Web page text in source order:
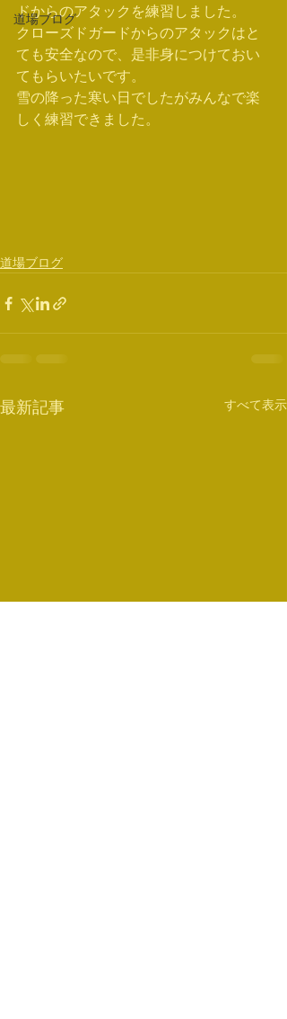
道場ブログ
ドからのアタックを練習しました。
﻿クローズドガードからのアタックはと
ても安全なので、是非身につけておい
てもらいたいです。
﻿雪の降った寒い日でしたがみんなで楽
しく練習できました。
道場ブログ
最新記事 すべて表示